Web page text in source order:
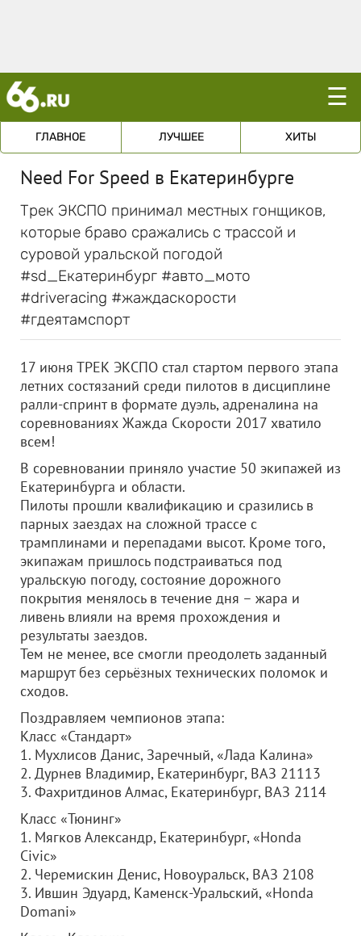
☰
ГЛАВНОЕ ЛУЧШЕЕ ХИТЫ
Need For Speed в Екатеринбурге
Трек ЭКСПО принимал местных гонщиков,
которые браво сражались с трассой и
суровой уральской погодой
#sd_Екатеринбург #авто_мото
#driveracing #жаждаскорости
#гдеятамспорт
17 июня ТРЕК ЭКСПО стал стартом первого этапа
летних состязаний среди пилотов в дисциплине
ралли-спринт в формате дуэль, адреналина на
соревнованиях Жажда Скорости 2017 хватило
всем!
В соревновании приняло участие 50 экипажей из
Екатеринбурга и области.
Пилоты прошли квалификацию и сразились в
парных заездах на сложной трассе с
трамплинами и перепадами высот. Кроме того,
экипажам пришлось подстраиваться под
уральскую погоду, состояние дорожного
покрытия менялось в течение дня – жара и
ливень влияли на время прохождения и
результаты заездов.
Тем не менее, все смогли преодолеть заданный
маршрут без серьёзных технических поломок и
сходов.
Поздравляем чемпионов этапа:
Класс «Стандарт»
1. Мухлисов Данис, Заречный, «Лада Калина»
2. Дурнев Владимир, Екатеринбург, ВАЗ 21113
3. Фахритдинов Алмас, Екатеринбург, ВАЗ 2114
Класс «Тюнинг»
1. Мягков Александр, Екатеринбург, «Honda
Civic»
2. Черемискин Денис, Новоуральск, ВАЗ 2108
3. Ившин Эдуард, Каменск-Уральский, «Honda
Domani»